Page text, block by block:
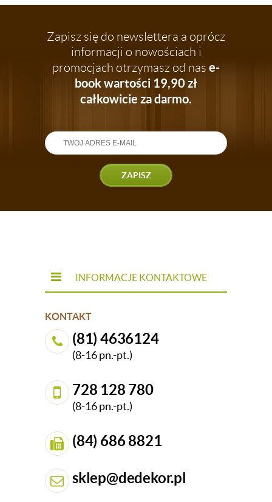
Zapisz się do newslettera a oprócz
informacji o nowościach i
promocjach otrzymasz od nas e-
book wartości 19,90 zł
całkowicie za darmo.
ZAPISZ
INFORMACJE KONTAKTOWE
KONTAKT
(81) 4636124
(8-16 pn.-pt.)
728 128 780
(8-16 pn.-pt.)
(84) 686 8821
sklep@dedekor.pl